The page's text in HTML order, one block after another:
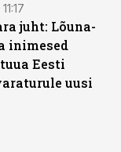
juht: Lõuna-
inimesed
Eesti
uusi